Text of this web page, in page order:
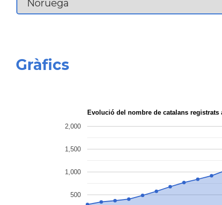
Gràfics
Evolució del nombre de catalans registrats
500
1,000
1,500
2,000